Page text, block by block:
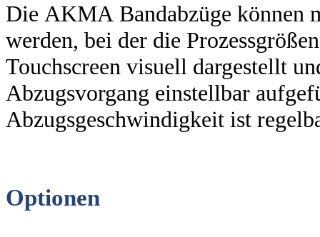
Die AKMA Bandabzüge können
werden, bei der die
Touchscreen visuell dargestellt
Abzugsvorgang einstellbar
Abzugsgeschwindigkeit ist
Optionen